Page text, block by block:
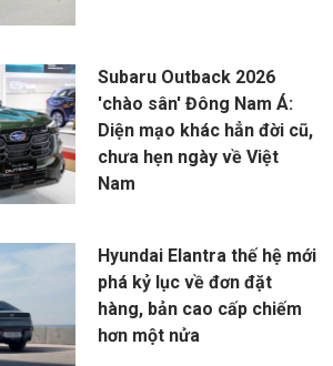
Subaru Outback 2026
'chào sân' Đông Nam Á:
Diện mạo khác hẳn đời cũ,
chưa hẹn ngày về Việt
Nam
Hyundai Elantra thế hệ mới
phá kỷ lục về đơn đặt
hàng, bản cao cấp chiếm
hơn một nửa